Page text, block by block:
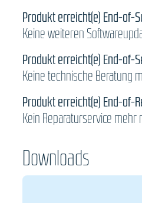
Produkt erreicht(e) End-of-
Keine weiteren
Produkt erreicht(e) End-of-
Keine technische Beratung
Produkt erreicht(e) End-of-
Kein Reparaturservice mehr
Downloads